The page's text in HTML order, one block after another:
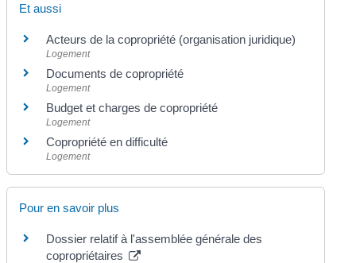
Et aussi
Acteurs de la copropriété (organisation juridique)
Logement
Documents de copropriété
Logement
Budget et charges de copropriété
Logement
Copropriété en difficulté
Logement
Pour en savoir plus
Dossier relatif à l'assemblée générale des
copropriétaires